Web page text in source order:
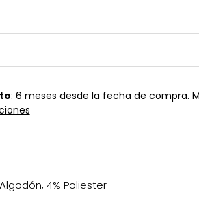
: 6 meses desde la fecha de compra.
4% Poliester